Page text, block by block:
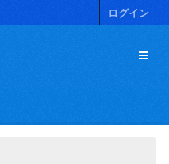
ログイン